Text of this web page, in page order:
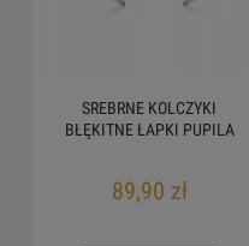
SREBRNE KOLCZYKI
BŁĘKITNE ŁAPKI PUPILA
89,90 zł